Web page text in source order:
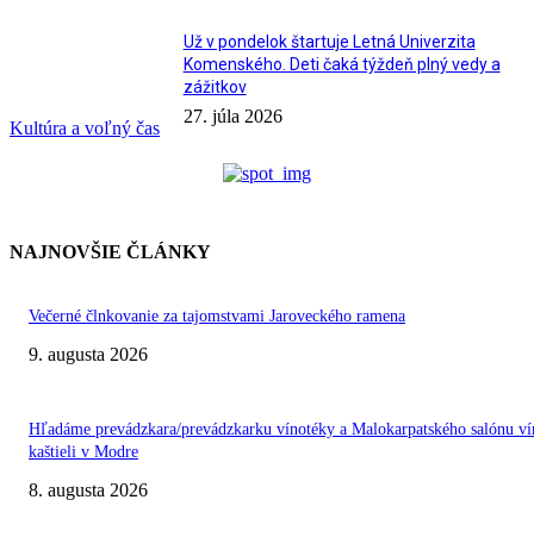
Kultúra a voľný čas
Už v pondelok štartuje Letná Univerzita
Komenského. Deti čaká týždeň plný vedy a
zážitkov
27. júla 2026
NAJNOVŠIE ČLÁNKY
Večerné člnkovanie za tajomstvami Jaroveckého ramena
9. augusta 2026
Hľadáme prevádzkara/prevádzkarku vínotéky a Malokarpatského salónu
kaštieli v Modre
8. augusta 2026